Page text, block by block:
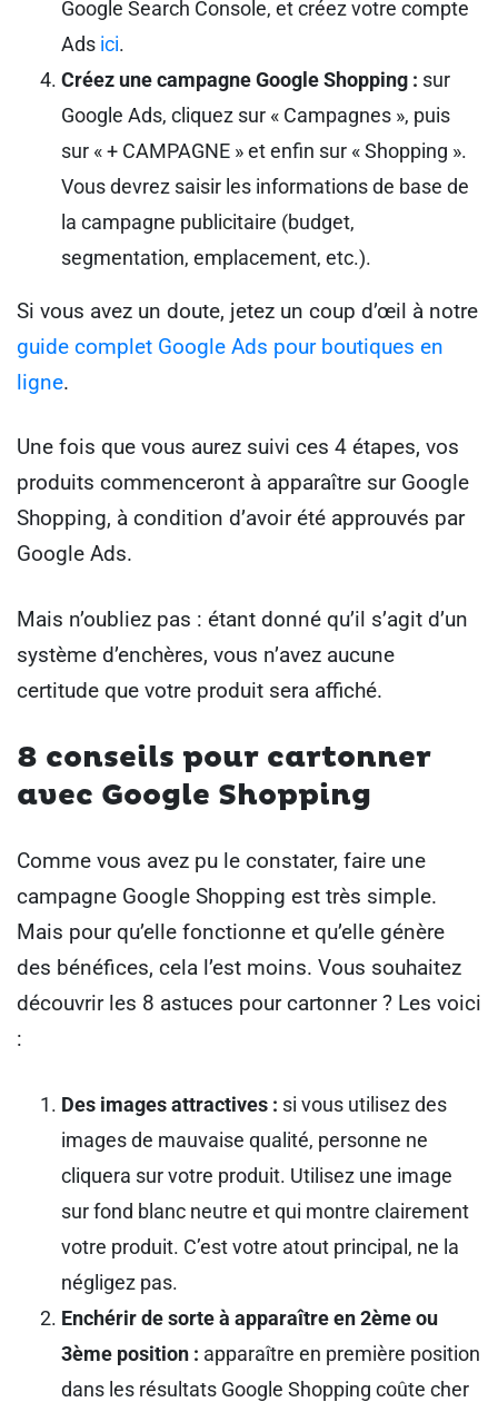
Google Search Console, et créez votre compte
Ads ici.
Créez une campagne Google Shopping : sur
Google Ads, cliquez sur « Campagnes », puis
sur « + CAMPAGNE » et enfin sur « Shopping ».
Vous devrez saisir les informations de base de
la campagne publicitaire (budget,
segmentation, emplacement, etc.).
Si vous avez un doute, jetez un coup d’œil à notre
guide complet Google Ads pour boutiques en
ligne.
Une fois que vous aurez suivi ces 4 étapes, vos
produits commenceront à apparaître sur Google
Shopping, à condition d’avoir été approuvés par
Google Ads.
Mais n’oubliez pas : étant donné qu’il s’agit d’un
système d’enchères, vous n’avez aucune
certitude que votre produit sera affiché.
8 conseils pour cartonner
avec Google Shopping
Comme vous avez pu le constater, faire une
campagne Google Shopping est très simple.
Mais pour qu’elle fonctionne et qu’elle génère
des bénéfices, cela l’est moins. Vous souhaitez
découvrir les 8 astuces pour cartonner ? Les voici
:
Des images attractives : si vous utilisez des
images de mauvaise qualité, personne ne
cliquera sur votre produit. Utilisez une image
sur fond blanc neutre et qui montre clairement
votre produit. C’est votre atout principal, ne la
négligez pas.
Enchérir de sorte à apparaître en 2ème ou
3ème position : apparaître en première position
dans les résultats Google Shopping coûte cher